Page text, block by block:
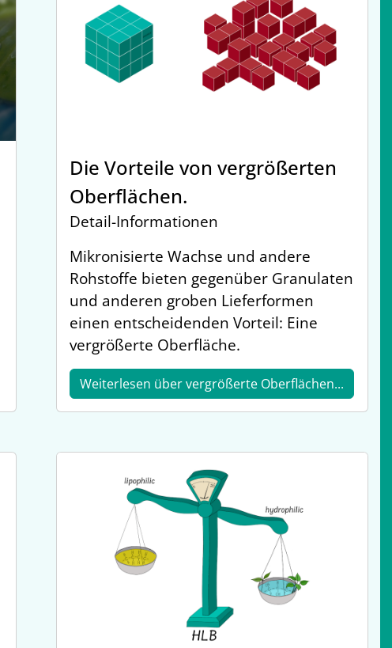
Die Vorteile von vergrößerten
Oberflächen.
Detail-Informationen
Mikronisierte Wachse und andere
Rohstoffe bieten gegenüber Granulaten
und anderen groben Lieferformen
einen entscheidenden Vorteil: Eine
vergrößerte Oberfläche.
Weiterlesen über vergrößerte Oberflächen...